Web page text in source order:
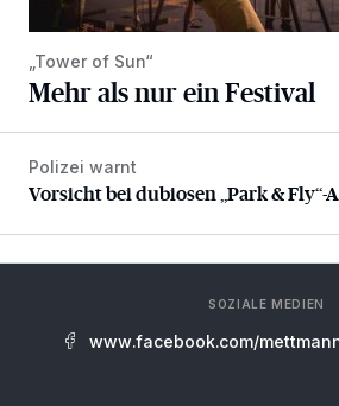
„Tower of Sun“
Mehr als nur ein Festival
Vorsicht bei dubiosen „Park & Fly“-
Polizei warnt
Vorsicht bei dubiosen „Park & Fly“-
SOZIALE MEDIEN
www.facebook.com/